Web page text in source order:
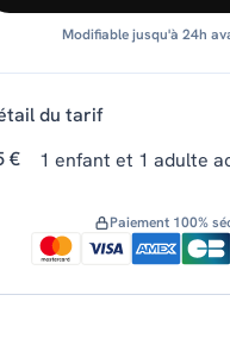
Modifiable jusqu'à 24h
du tarif
€
1 enfant et 1 adulte
Paiement 100%